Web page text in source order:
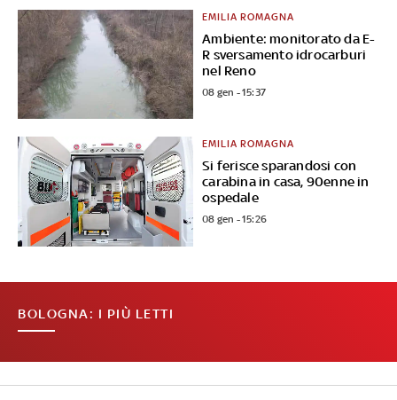
Ambiente: monitorato da E-
R sversamento idrocarburi
nel Reno
EMILIA ROMAGNA
08 gen - 15:37
Si ferisce sparandosi con
carabina in casa, 90enne in
ospedale
EMILIA ROMAGNA
08 gen - 15:26
BOLOGNA: I PIÙ LETTI